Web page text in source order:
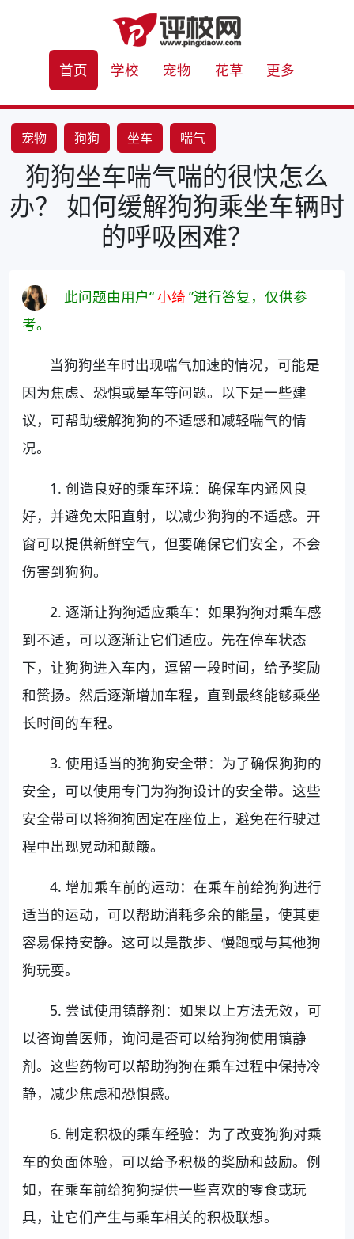
首页 学校 宠物 花草 更多
宠物 狗狗 坐车 喘气
狗狗坐车喘气喘的很快怎么
办？ 如何缓解狗狗乘坐车辆时
的呼吸困难？
此问题由用户“小绮 ”进行答复，仅供参
考。
当狗狗坐车时出现喘气加速的情况，可能是
因为焦虑、恐惧或晕车等问题。以下是一些建
议，可帮助缓解狗狗的不适感和减轻喘气的情
况。
1. 创造良好的乘车环境：确保车内通风良
好，并避免太阳直射，以减少狗狗的不适感。开
窗可以提供新鲜空气，但要确保它们安全，不会
伤害到狗狗。
2. 逐渐让狗狗适应乘车：如果狗狗对乘车感
到不适，可以逐渐让它们适应。先在停车状态
下，让狗狗进入车内，逗留一段时间，给予奖励
和赞扬。然后逐渐增加车程，直到最终能够乘坐
长时间的车程。
3. 使用适当的狗狗安全带：为了确保狗狗的
安全，可以使用专门为狗狗设计的安全带。这些
安全带可以将狗狗固定在座位上，避免在行驶过
程中出现晃动和颠簸。
4. 增加乘车前的运动：在乘车前给狗狗进行
适当的运动，可以帮助消耗多余的能量，使其更
容易保持安静。这可以是散步、慢跑或与其他狗
狗玩耍。
5. 尝试使用镇静剂：如果以上方法无效，可
以咨询兽医师，询问是否可以给狗狗使用镇静
剂。这些药物可以帮助狗狗在乘车过程中保持冷
静，减少焦虑和恐惧感。
6. 制定积极的乘车经验：为了改变狗狗对乘
车的负面体验，可以给予积极的奖励和鼓励。例
如，在乘车前给狗狗提供一些喜欢的零食或玩
具，让它们产生与乘车相关的积极联想。